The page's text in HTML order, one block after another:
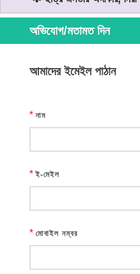
অভিযোগ/মতামত দিন
আমাদের ইমেইল পাঠান
* নাম
* ই-মেইল
* মোবাইল নম্বর